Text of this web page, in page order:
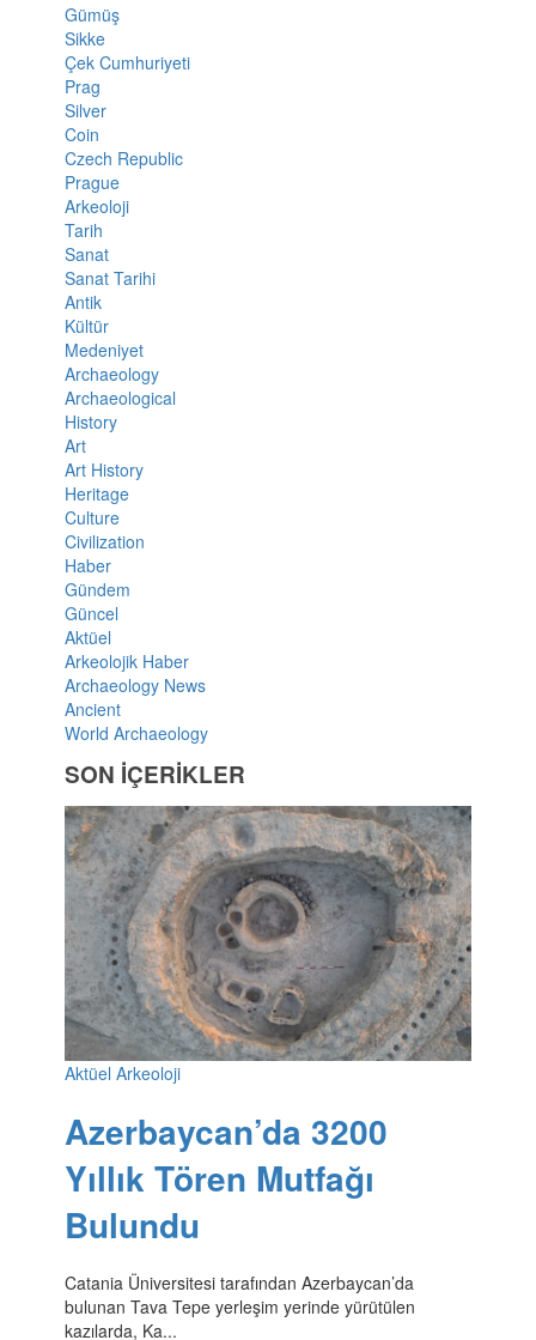
Gümüş
Sikke
Çek Cumhuriyeti
Prag
Silver
Coin
Czech Republic
Prague
Arkeoloji
Tarih
Sanat
Sanat Tarihi
Antik
Kültür
Medeniyet
Archaeology
Archaeological
History
Art
Art History
Heritage
Culture
Civilization
Haber
Gündem
Güncel
Aktüel
Arkeolojik Haber
Archaeology News
Ancient
World Archaeology
SON İÇERİKLER
Aktüel Arkeoloji
Azerbaycan’da 3200
Yıllık Tören Mutfağı
Bulundu
Catania Üniversitesi tarafından Azerbaycan’da
bulunan Tava Tepe yerleşim yerinde yürütülen
kazılarda, Ka...